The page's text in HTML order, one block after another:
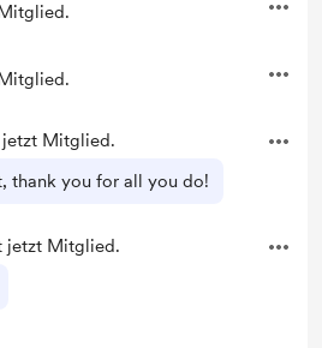
jetzt Mitglied.
thank you for all you do!
jetzt Mitglied.